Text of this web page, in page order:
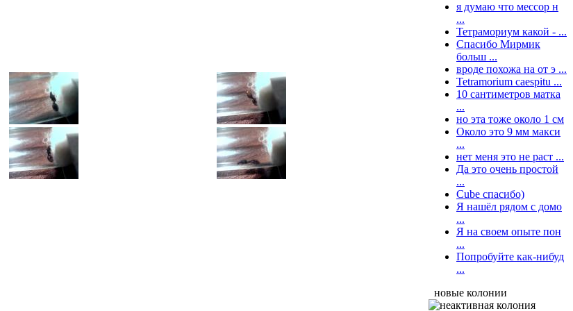
я думаю что мессор н
...
Тетрамориум какой - ...
Спасибо Мирмик
больш ...
вроде похожа на от э ...
Tetramorium caespitu ...
10 сантиметров матка
...
но эта тоже около 1 см
Около это 9 мм макси
...
нет меня это не раст ...
Да это очень простой
...
Cube спасибо)
Я нашёл рядом с домо
...
Я на своем опыте пон
...
Попробуйте как-нибуд
...
новые колонии